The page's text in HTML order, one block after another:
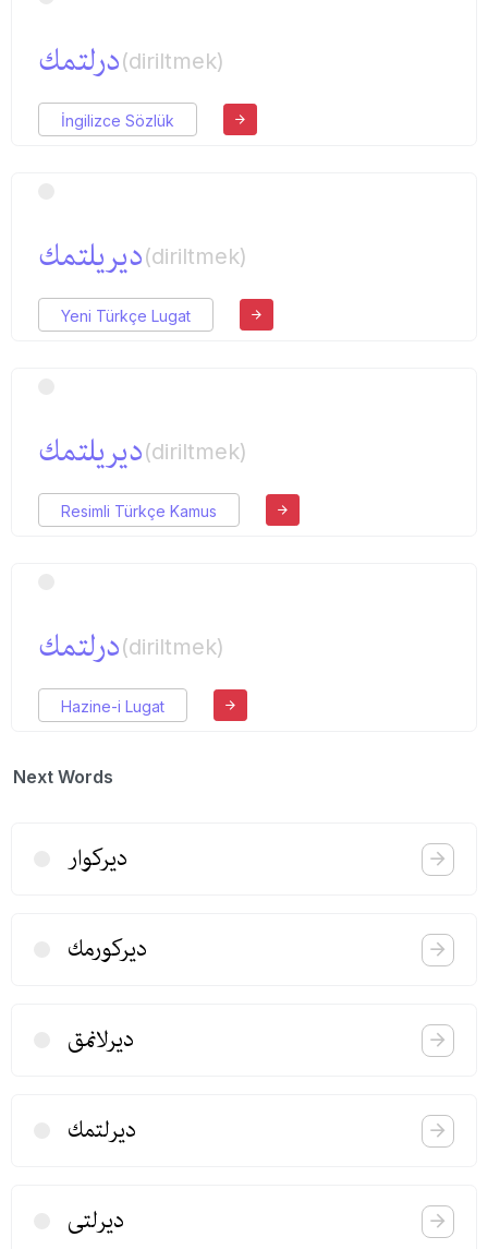
درلتمك(diriltmek)
İngilizce Sözlük
دیریلتمك(diriltmek)
Yeni Türkçe Lugat
دیریلتمك(diriltmek)
Resimli Türkçe Kamus
درلتمك(diriltmek)
Hazine-i Lugat
Next Words
دیركوار
دیركورمك
دیرلانمق
دیرلتمك
دیرلتی